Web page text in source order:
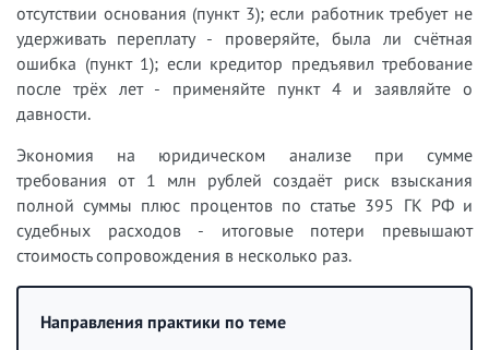
отсутствии основания (пункт 3); если работник требует не
удерживать переплату - проверяйте, была ли счётная
ошибка (пункт 1); если кредитор предъявил требование
после трёх лет - применяйте пункт 4 и заявляйте о
давности.
Экономия на юридическом анализе при сумме
требования от 1 млн рублей создаёт риск взыскания
полной суммы плюс процентов по статье 395 ГК РФ и
судебных расходов - итоговые потери превышают
стоимость сопровождения в несколько раз.
Направления практики по теме